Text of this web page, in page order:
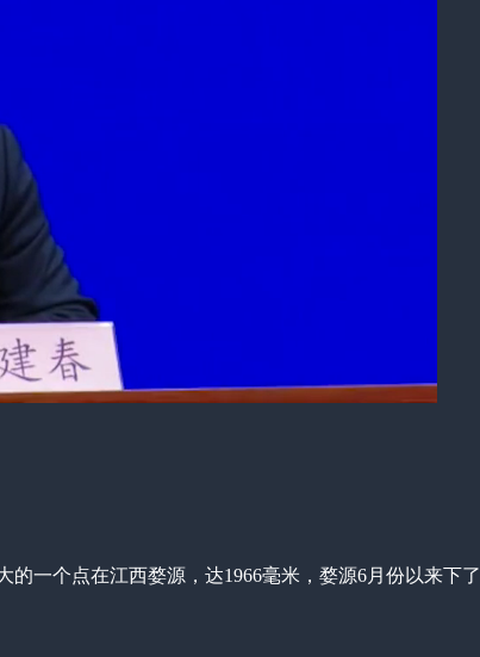
一个点在江西婺源，达1966毫米，婺源6月份以来下了